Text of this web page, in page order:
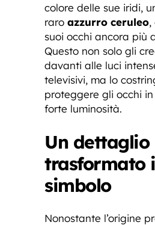
colore delle sue iridi,
raro azzurro ceruleo,
suoi occhi ancora più
Questo non solo gli
davanti alle luci
televisivi, ma lo
proteggere gli occhi
forte luminosità.
Un dettaglio
trasformato
simbolo
Nonostante l’origine